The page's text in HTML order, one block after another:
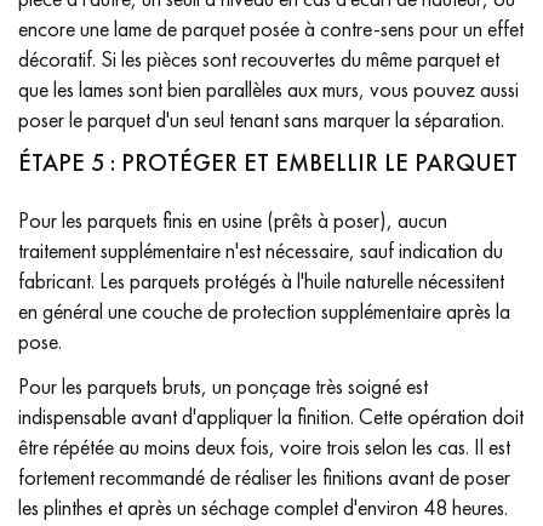
encore une lame de parquet posée à contre-sens pour un effet
décoratif. Si les pièces sont recouvertes du même parquet et
que les lames sont bien parallèles aux murs, vous pouvez aussi
poser le parquet d'un seul tenant sans marquer la séparation.
ÉTAPE 5 : PROTÉGER ET EMBELLIR LE PARQUET
Pour les parquets finis en usine (prêts à poser), aucun
traitement supplémentaire n'est nécessaire, sauf indication du
fabricant. Les parquets protégés à l'huile naturelle nécessitent
en général une couche de protection supplémentaire après la
pose.
Pour les parquets bruts, un ponçage très soigné est
indispensable avant d'appliquer la finition. Cette opération doit
être répétée au moins deux fois, voire trois selon les cas. Il est
fortement recommandé de réaliser les finitions avant de poser
les plinthes et après un séchage complet d'environ 48 heures.